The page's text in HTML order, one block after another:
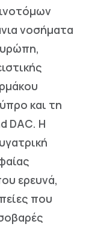
νοσήματα
και τη
DAC. Η
ερευνά,
που